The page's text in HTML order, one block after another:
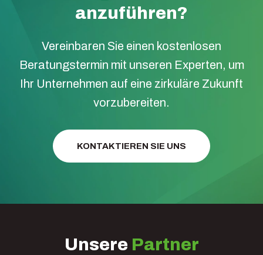
anzuführen?
Vereinbaren Sie einen kostenlosen
Beratungstermin mit unseren Experten, um
Ihr Unternehmen auf eine zirkuläre Zukunft
vorzubereiten.
KONTAKTIEREN SIE UNS
Unsere Partner